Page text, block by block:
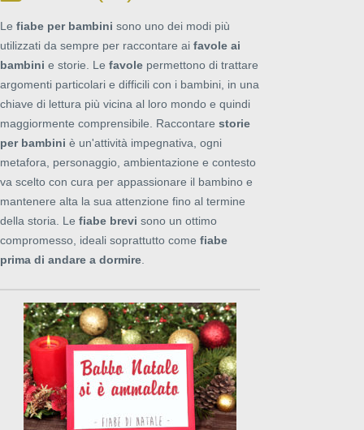
Le fiabe per bambini sono uno dei modi più
utilizzati da sempre per raccontare ai favole ai
bambini e storie. Le favole permettono di trattare
argomenti particolari e difficili con i bambini, in una
chiave di lettura più vicina al loro mondo e quindi
maggiormente comprensibile. Raccontare storie
per bambini è un'attività impegnativa, ogni
metafora, personaggio, ambientazione e contesto
va scelto con cura per appassionare il bambino e
mantenere alta la sua attenzione fino al termine
della storia. Le fiabe brevi sono un ottimo
compromesso, ideali soprattutto come fiabe
prima di andare a dormire